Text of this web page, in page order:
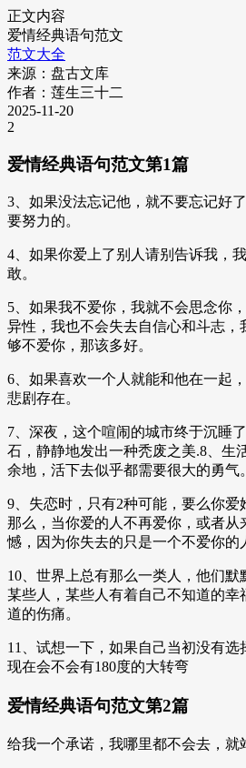
正文内容
爱情经典语句范文
范文大全
来源：盘古文库
作者：莲生三十二
2025-11-20
2
爱情经典语句范文第1篇
3、如果没法忘记他，就不要忘记好
要努力的。
4、如果你爱上了别人请别告诉我，
敢。
5、如果我不爱你，我就不会思念你
异性，我也不会失去自信心和斗志，
够不爱你，那该多好。
6、如果喜欢一个人就能和他在一起
悲剧存在。
7、深夜，这个喧闹的城市终于沉睡
石，静静地发出一种秃废之美.8、生
余地，活下去似乎都需要很大的勇气。
9、失恋时，只有2种可能，要么你爱
那么，当你爱的人不再爱你，或者从
憾，因为你失去的只是一个不爱你的
10、世界上总有那么一类人，他们
某些人，某些人有着自己不知道的幸
道的伤痛。
11、试想一下，如果自己当初没有
现在会不会有180度的大转弯
爱情经典语句范文第2篇
给我一个承诺，我哪里都不会去，就